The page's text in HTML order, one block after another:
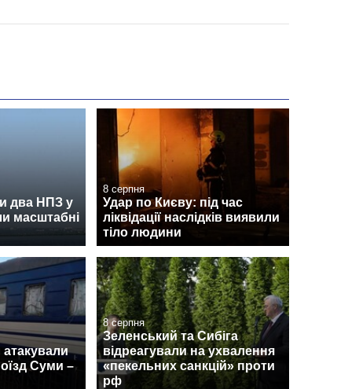
два НПЗ у
масштабні
8 серпня
Удар по Києву: під час
ліквідації наслідків виявили
тіло людини
атакували
Суми –
8 серпня
Зеленський та Сибіга
відреагували на ухвалення
«пекельних санкцій» проти
рф